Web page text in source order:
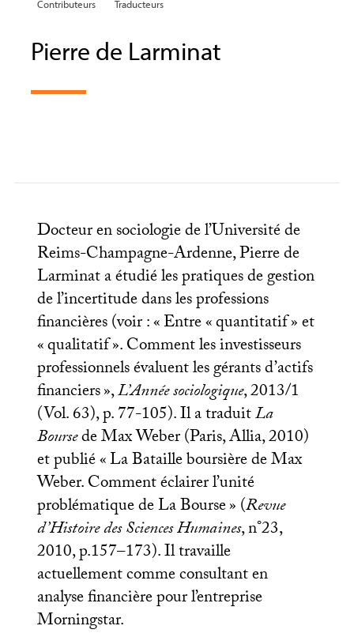
Contributeurs Traducteurs
Pierre de Larminat
Docteur en sociologie de l’Université de
Reims-Champagne-Ardenne, Pierre de
Larminat a étudié les pratiques de gestion
de l’incertitude dans les professions
financières (voir : «Entre «quantitatif» et
«qualitatif». Comment les investisseurs
professionnels évaluent les gérants d’actifs
financiers»,L’Année sociologique, 2013/1
(Vol. 63), p. 77-105). Il a traduitLa
Boursede Max Weber (Paris, Allia, 2010)
et publié «La Bataille boursière de Max
Weber. Comment éclairer l’unité
problématique de La Bourse» (Revue
d’Histoire des Sciences Humaines, n°23,
2010, p.157–173). Il travaille
actuellement comme consultant en
analyse financière pour l’entreprise
Morningstar.